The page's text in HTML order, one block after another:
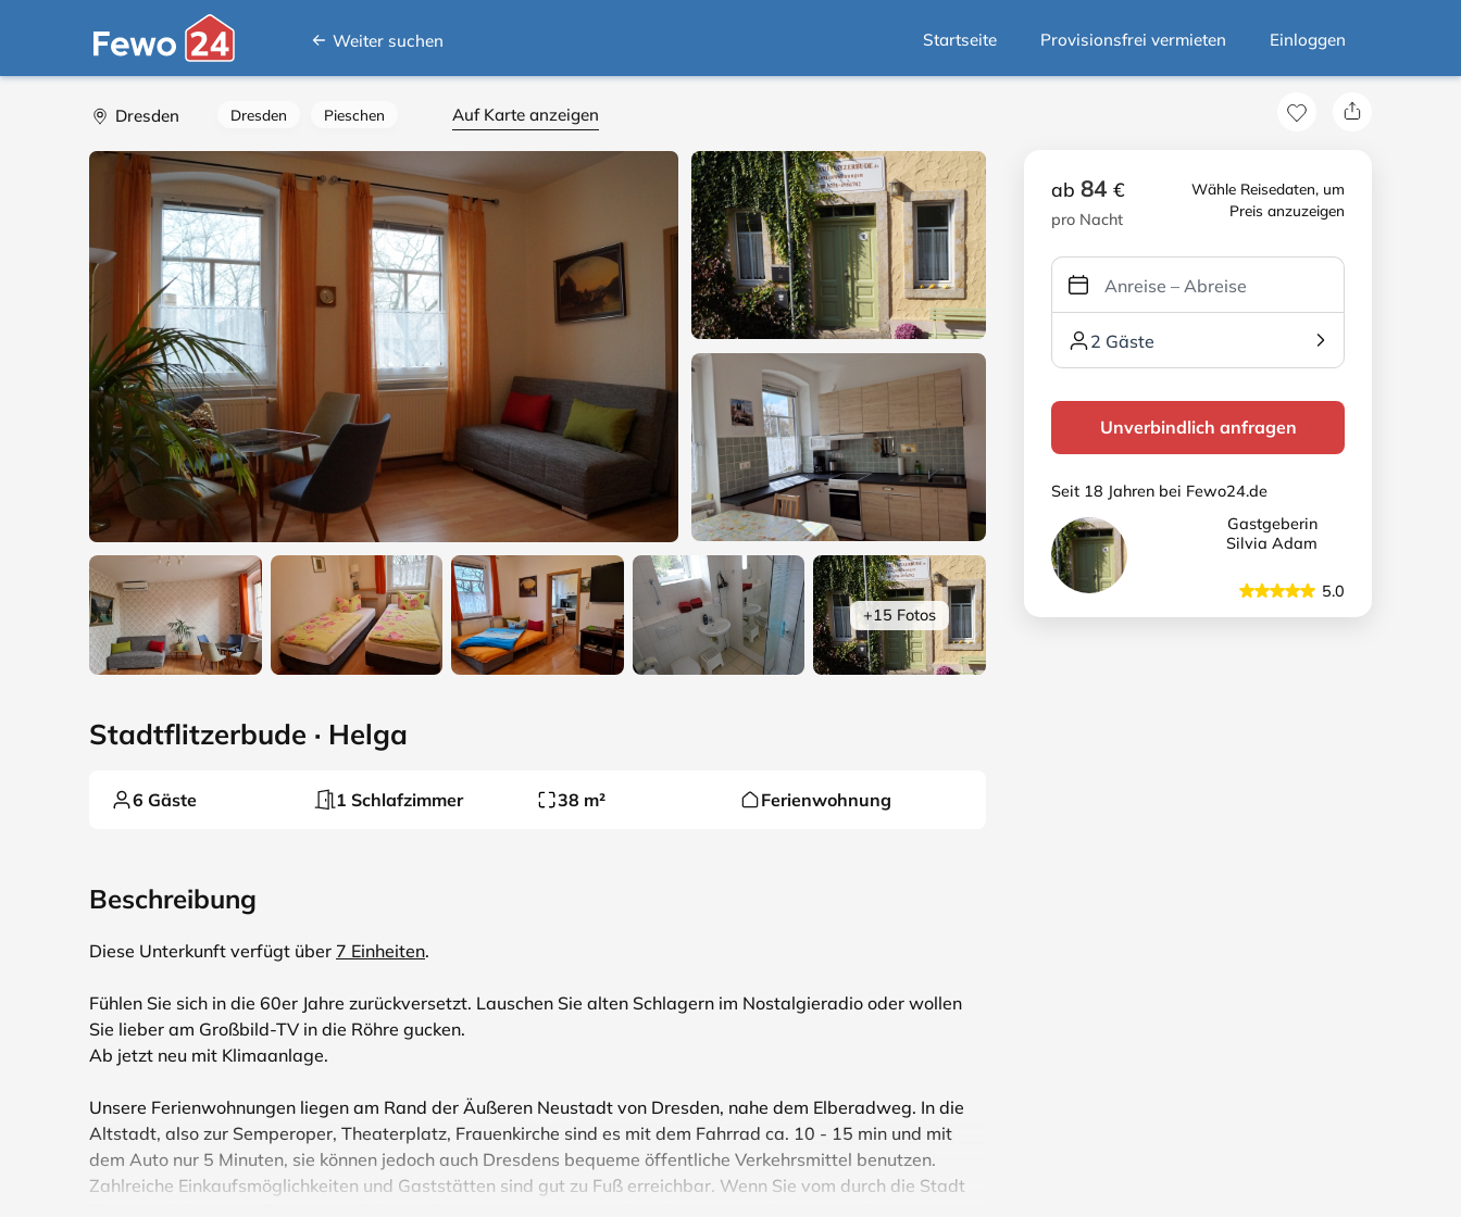
Weiter suchen Startseite Provisionsfrei vermieten Einloggen
Dresden Dresden Pieschen Auf Karte anzeigen
+15 Fotos
Stadtflitzerbude · Helga
6 Gäste 1 Schlafzimmer 38 m² Ferienwohnung
Beschreibung
Diese Unterkunft verfügt über 7 Einheiten.
Fühlen Sie sich in die 60er Jahre zurückversetzt. Lauschen Sie alten Schlagern im Nostalgieradio oder wollen
Sie lieber am Großbild-TV in die Röhre gucken.
Ab jetzt neu mit Klimaanlage.
Unsere Ferienwohnungen liegen am Rand der Äußeren Neustadt von Dresden, nahe dem Elberadweg. In die
Altstadt, also zur Semperoper, Theaterplatz, Frauenkirche sind es mit dem Fahrrad ca. 10 - 15 min und mit
dem Auto nur 5 Minuten, sie können jedoch auch Dresdens bequeme öffentliche Verkehrsmittel benutzen.
Zahlreiche Einkaufsmöglichkeiten und Gaststätten sind gut zu Fuß erreichbar. Wenn Sie vom durch die Stadt
Wähle Reisedaten, um
Preis anzuzeigen
ab 84 €
pro Nacht
2 Gäste
Unverbindlich anfragen
Seit 18 Jahren bei Fewo24.de
Gastgeberin
Silvia Adam
5.0